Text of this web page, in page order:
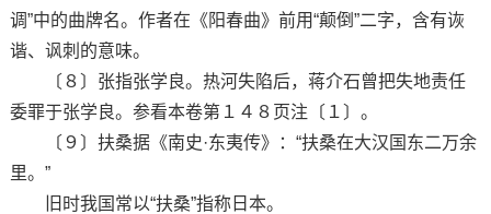
调”中的曲牌名。作者在《阳春曲》前用“颠倒”二字，含有诙
谐、讽刺的意味。
〔８〕张指张学良。热河失陷后，蒋介石曾把失地责任
委罪于张学良。参看本卷第１４８页注〔１〕。
〔９〕扶桑据《南史·东夷传》：“扶桑在大汉国东二万余
里。”
旧时我国常以“扶桑”指称日本。